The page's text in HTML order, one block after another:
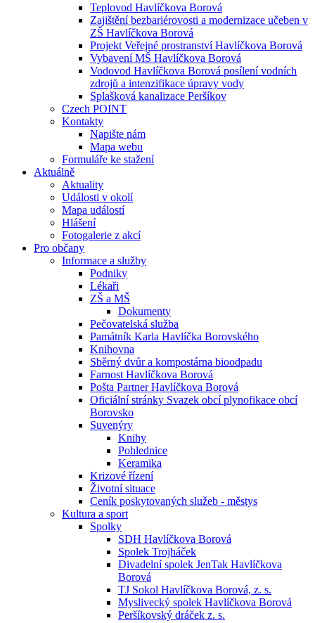
Teplovod Havlíčkova Borová
Zajištění bezbariérovosti a modernizace učeben v
ZŠ Havlíčkova Borová
Projekt Veřejné prostranství Havlíčkova Borová
Vybavení MŠ Havlíčkova Borová
Vodovod Havlíčkova Borová posílení vodních
zdrojů a intenzifikace úpravy vody
Splašková kanalizace Peršíkov
Czech POINT
Kontakty
Napište nám
Mapa webu
Formuláře ke stažení
Aktuálně
Aktuality
Události v okolí
Mapa událostí
Hlášení
Fotogalerie z akcí
Pro občany
Informace a služby
Podniky
Lékaři
ZŠ a MŠ
Dokumenty
Pečovatelská služba
Památník Karla Havlíčka Borovského
Knihovna
Sběrný dvůr a kompostárna bioodpadu
Farnost Havlíčkova Borová
Pošta Partner Havlíčkova Borová
Oficiální stránky Svazek obcí plynofikace obcí
Borovsko
Suvenýry
Knihy
Pohlednice
Keramika
Krizové řízení
Životní situace
Ceník poskytovaných služeb - městys
Kultura a sport
Spolky
SDH Havlíčkova Borová
Spolek Trojháček
Divadelní spolek JenTak Havlíčkova
Borová
TJ Sokol Havlíčkova Borová, z. s.
Myslivecký spolek Havlíčkova Borová
Peršíkovský dráček z. s.